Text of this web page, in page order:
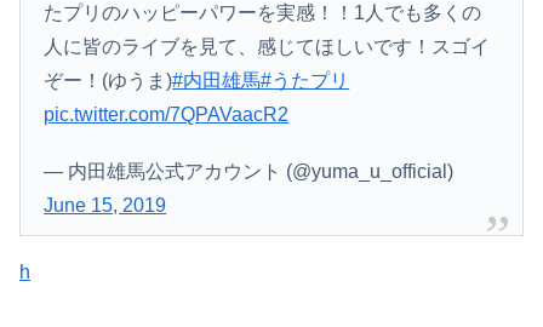
たプリのハッピーパワーを実感！！1人でも多くの
人に皆のライブを見て、感じてほしいです！スゴイ
ぞー！(ゆうま)#内田雄馬#うたプリ
pic.twitter.com/7QPAVaacR2
— 内田雄馬公式アカウント (@yuma_u_official)
June 15, 2019
h